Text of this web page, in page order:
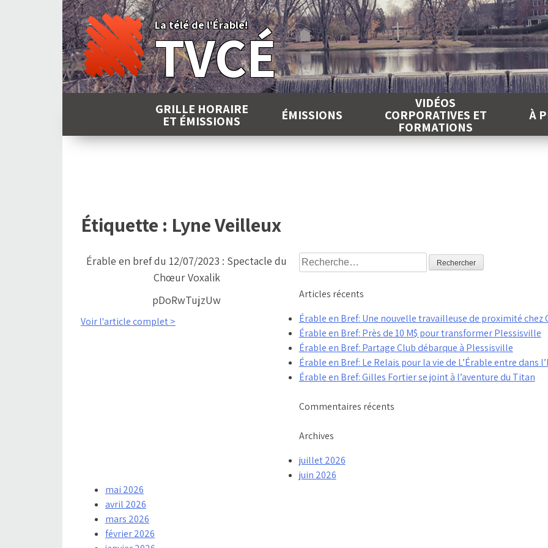
La télé de l'Érable!
TVCÉ
GRILLE HORAIRE
ET ÉMISSIONS ÉMISSIONS
VIDÉOS
CORPORATIVES ET
FORMATIONS
À
Étiquette : Lyne Veilleux
Érable en bref du 12/07/2023 : Spectacle du
Chœur Voxalik
pDoRwTujzUw
Voir l'article complet >
Rechercher :
Articles récents
Érable en Bref: Une nouvelle travailleuse de proximité chez
Érable en Bref: Près de 10 M$ pour transformer Plessisville
Érable en Bref: Partage Club débarque à Plessisville
Érable en Bref: Le Relais pour la vie de L’Érable entre dans
Érable en Bref: Gilles Fortier se joint à l’aventure du Titan
Commentaires récents
Archives
juillet 2026
juin 2026
mai 2026
avril 2026
mars 2026
février 2026